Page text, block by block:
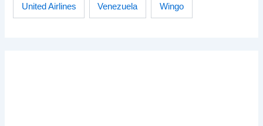
United Airlines Venezuela Wingo